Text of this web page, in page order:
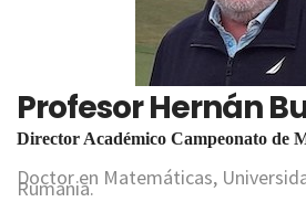
Profesor Hernán
Director Académico Campeonato de
Doctor en Matemáticas,
Rumania.